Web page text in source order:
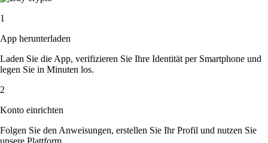
1
App herunterladen
Laden Sie die App, verifizieren Sie Ihre Identität per Smartphone und
legen Sie in Minuten los.
2
Konto einrichten
Folgen Sie den Anweisungen, erstellen Sie Ihr Profil und nutzen Sie
unsere Plattform.